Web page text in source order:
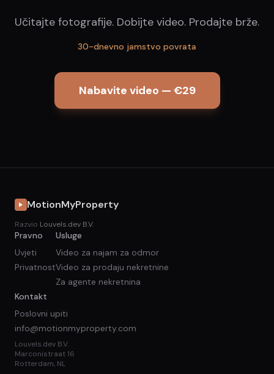
Učitajte fotografije. Dobijte video. Prodajte brže.
30-dnevno jamstvo povrata
Nabavite video — €29
MotionMyProperty
Razvio Louvels.dev B.V.
Pravno
Uvjeti
Privatnost
Usluge
Video za najam za odmor
Video za prodaju nekretnine
Za agente nekretnina
Kontakt
Poslovni upiti
info@motionmyproperty.com
Louvels.dev B.V.
Marconistraat 16
Rotterdam, NL